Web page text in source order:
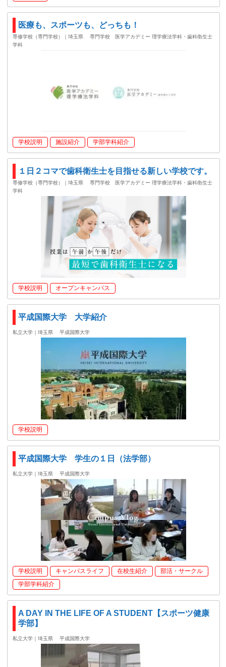
医療も、スポーツも、どっちも！
専修学校（専門学校）｜埼玉県
専門学校 医学アカデミー 理学療法学科・歯科衛生士
学科
学校説明 施設紹介 学部学科紹介
１日２コマで歯科衛生士を目指せる新しい学校です。
専修学校（専門学校）｜埼玉県
専門学校 医学アカデミー 理学療法学科・歯科衛生士
学科
学校説明 オープンキャンパス
平成国際大学 大学紹介
私立大学｜埼玉県 平成国際大学
学校説明
平成国際大学 学生の１日（法学部）
私立大学｜埼玉県 平成国際大学
学校説明 キャンパスライフ 在校生紹介
部活・サークル
学部学科紹介
A DAY IN THE LIFE OF A STUDENT【スポーツ健康
学部】
私立大学｜埼玉県 平成国際大学